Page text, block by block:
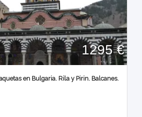
1295 €
en Bulgaria. Rila y Pirin. Balcanes.